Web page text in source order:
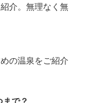
介。無理なく無
の温泉をご紹介
で？